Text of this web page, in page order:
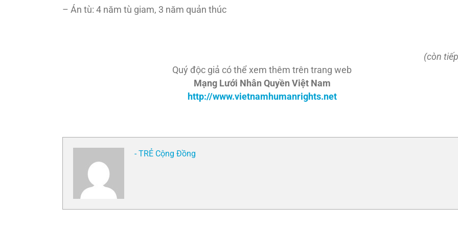
– Án tù: 4 năm tù giam, 3 năm quản thúc
(còn
Quý độc giả có thể xem thêm trên trang web
Mạng Lưới Nhân Quyền Việt Nam
http://www.vietnamhumanrights.net
- TRẺ Cộng Đồng